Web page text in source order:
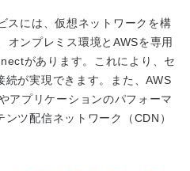
スには、仮想ネットワークを構
ンプレミス環境とAWSを専用
があります。これにより、セ
続が実現できます。また、AWS
アプリケーションのパフォーマ
ツ配信ネットワーク（CDN）